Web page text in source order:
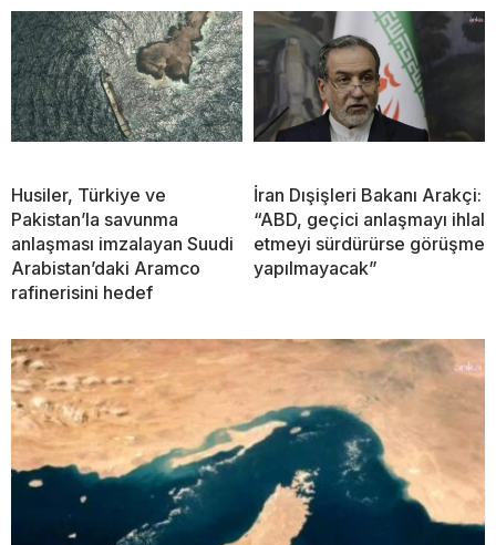
Husiler, Türkiye ve
Pakistan’la savunma
anlaşması imzalayan Suudi
Arabistan’daki Aramco
rafinerisini hedef
İran Dışişleri Bakanı Arakçi:
“ABD, geçici anlaşmayı ihlal
etmeyi sürdürürse görüşme
yapılmayacak”